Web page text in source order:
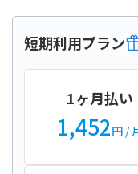
短期利用プラン
1ヶ月払い
1,452円 /